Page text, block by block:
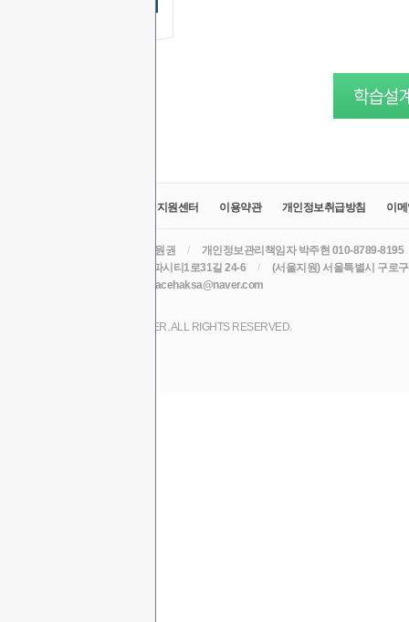
취업지원센터 이용약관 개인정보취급방침 이
대표 윤원권 /
개인정보관리책임자 박주현 010-8789-8195
주소 (본원) 대구광역시 수성구 알파시티1로31길 24-6
/
(서울지원) 서울특별시 구로
EMAIL acehaksa@naver.com
COPYRIGHT (C) 2017 LINE CYBER. ALL RIGHTS RESERVED.